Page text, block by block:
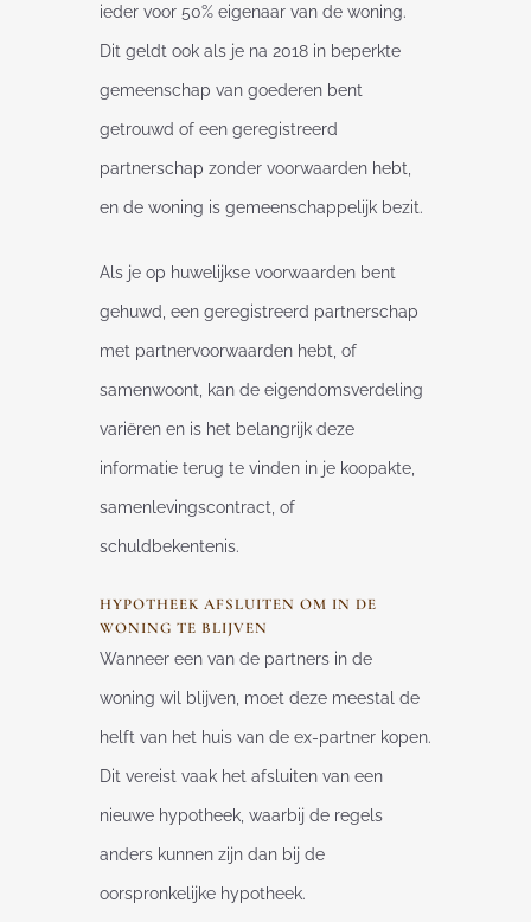
ieder voor 50% eigenaar van de woning.
Dit geldt ook als je na 2018 in beperkte
gemeenschap van goederen bent
getrouwd of een geregistreerd
partnerschap zonder voorwaarden hebt,
en de woning is gemeenschappelijk bezit.
Als je op huwelijkse voorwaarden bent
gehuwd, een geregistreerd partnerschap
met partnervoorwaarden hebt, of
samenwoont, kan de eigendomsverdeling
variëren en is het belangrijk deze
informatie terug te vinden in je koopakte,
samenlevingscontract, of
schuldbekentenis.
HYPOTHEEK AFSLUITEN OM IN DE
WONING TE BLIJVEN
Wanneer een van de partners in de
woning wil blijven, moet deze meestal de
helft van het huis van de ex-partner kopen.
Dit vereist vaak het afsluiten van een
nieuwe hypotheek, waarbij de regels
anders kunnen zijn dan bij de
oorspronkelijke hypotheek.